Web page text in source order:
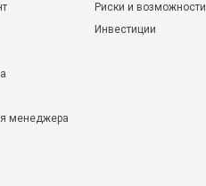
менеджера
Риски и возможности
Инвестиции